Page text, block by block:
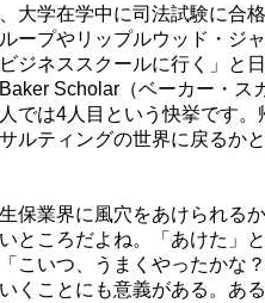
大学在学中に司法試験に合
ープやリップルウッド・ジ
ジネススクールに行く」と
Scholar（ベーカー・ス
では4人目という快挙です。
ルティングの世界に戻るか
保業界に風穴をあけられる
ところだよね。「あけた」
こいつ、うまくやったかな
くことにも意義がある。あ